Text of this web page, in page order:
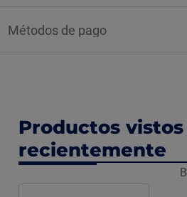
Métodos de pago
Productos vistos
recientemente